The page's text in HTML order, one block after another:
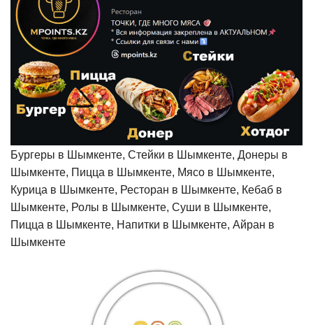
Бургеры в Шымкенте, Стейки в Шымкенте, Донеры в
Шымкенте, Пицца в Шымкенте, Мясо в Шымкенте,
Курица в Шымкенте, Ресторан в Шымкенте, Кебаб в
Шымкенте, Ролы в Шымкенте, Суши в Шымкенте,
Пицца в Шымкенте, Напитки в Шымкенте, Айран в
Шымкенте